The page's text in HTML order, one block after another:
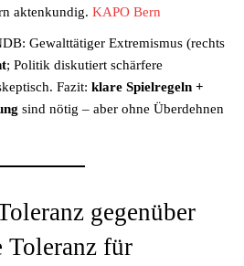
aktenkundig. KAPO Bern
Gewalttätiger Extremismus (rechts
; Politik diskutiert schärfere
Fazit: klare Spielregeln +
sind nötig – aber ohne Überdehnen
gegenüber
für